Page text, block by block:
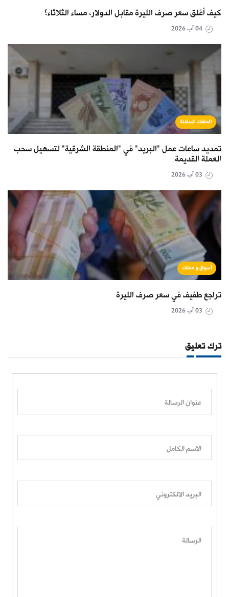
كيف أغلق سعر صرف الليرة مقابل الدولار، مساء الثلاثاء؟
الملفات الساخنة
تمديد ساعات عمل "البريد" في "المنطقة الشرقية" لتسهيل سحب
العملة القديمة
أسواق و عملات
تراجع طفيف في سعر صرف الليرة
ترك تعليق
عنوان الرسالة
الاسم الكامل
البريد الالكتروني
الرسالة